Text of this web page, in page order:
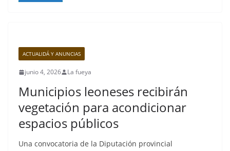
ACTUALIDÁ Y ANUNCIAS
junio 4, 2026 La fueya
Municipios leoneses recibirán
vegetación para acondicionar
espacios públicos
Una convocatoria de la Diputación provincial